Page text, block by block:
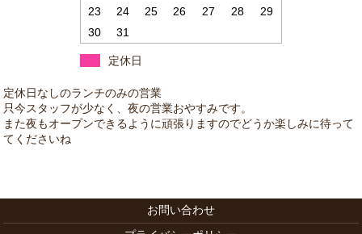
23
24 25 26 27 28
29
30
31
定休日
お問い合わせ